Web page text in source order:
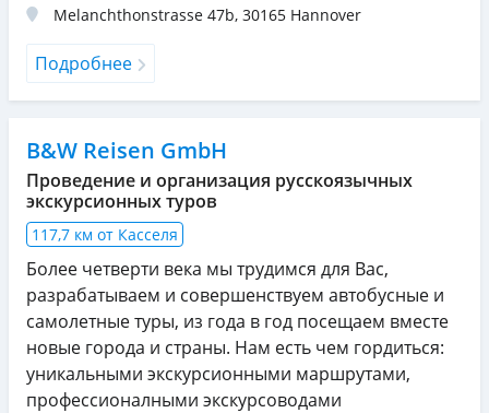
Melanchthonstrasse 47b, 30165 Hannover
Подробнее
B&W Reisen GmbH
Проведение и организация русскоязычных
экскурсионных туров
117,7 км от Касселя
Более четверти века мы трудимся для Вас,
разрабатываем и совершенствуем автобусные и
самолетные туры, из года в год посещаем вместе
новые города и страны. Нам есть чем гордиться:
уникальными экскурсионными маршрутами,
профессионалными экскурсоводами